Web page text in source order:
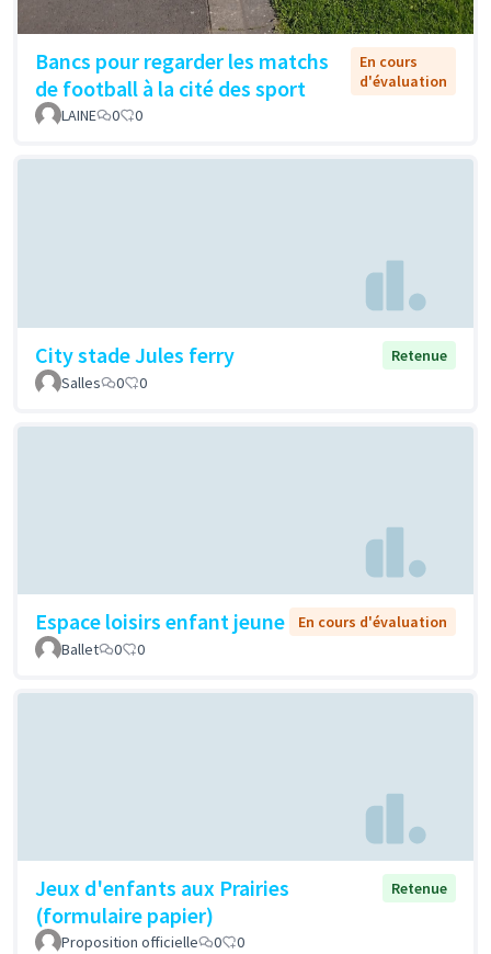
Bancs pour regarder les matchs
de football à la cité des sport
En cours
d'évaluation
LAINE
0 0
City stade Jules ferry
Retenue
Salles
0 0
Espace loisirs enfant jeune
En cours d'évaluation
Ballet
0 0
Jeux d'enfants aux Prairies
(formulaire papier)
Retenue
Proposition officielle 0 0